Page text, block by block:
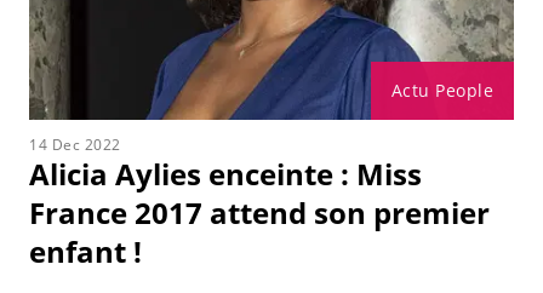
Actu People
14 Dec 2022
Alicia Aylies enceinte : Miss
France 2017 attend son premier
enfant !